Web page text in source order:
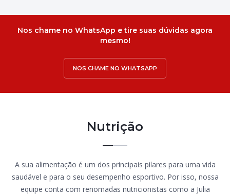
Nos chame no WhatsApp e tire suas dúvidas agora
mesmo!
NOS CHAME NO WHATSAPP
Nutrição
A sua alimentação é um dos principais pilares para uma vida
saudável e para o seu desempenho esportivo. Por isso, nossa
equipe conta com renomadas nutricionistas como a Julia